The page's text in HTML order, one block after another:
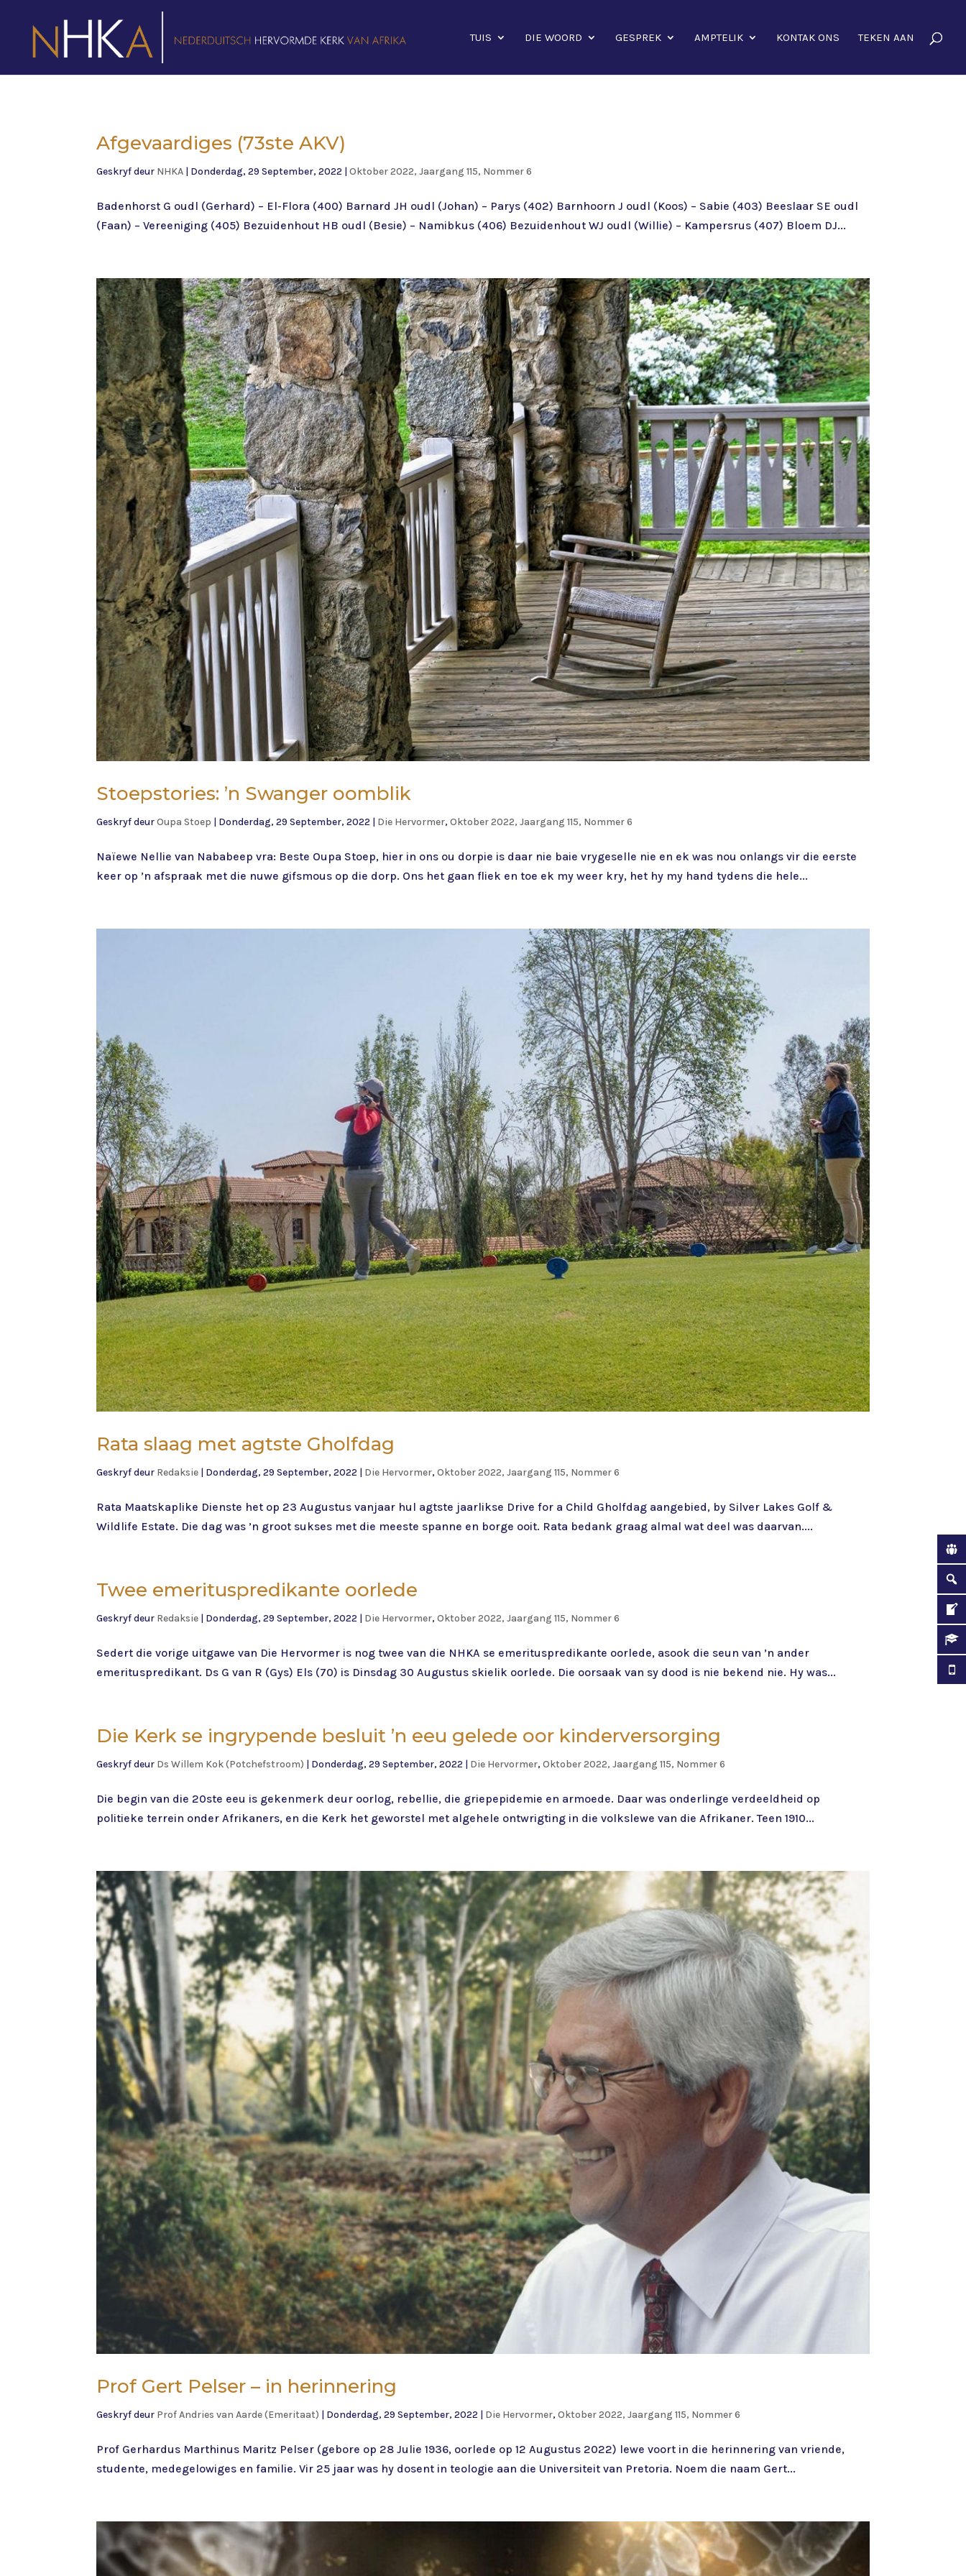
TUIS DIE WOORD GESPREK AMPTELIK KONTAK ONS TEKEN AAN
Afgevaardiges (73ste AKV)
Geskryf deur NHKA | Donderdag, 29 September, 2022 |Oktober 2022, Jaargang 115, Nommer 6
Badenhorst G oudl (Gerhard) – El-Flora (400) Barnard JH oudl (Johan) – Parys (402) Barnhoorn J oudl (Koos) – Sabie (403) Beeslaar SE oudl
(Faan) – Vereeniging (405) Bezuidenhout HB oudl (Besie) – Namibkus (406) Bezuidenhout WJ oudl (Willie) – Kampersrus (407) Bloem DJ...
Stoepstories: ’n Swanger oomblik
Geskryf deurOupa Stoep | Donderdag, 29 September, 2022 | Die Hervormer,Oktober 2022, Jaargang 115, Nommer 6
Naïewe Nellie van Nababeep vra: Beste Oupa Stoep, hier in ons ou dorpie is daar nie baie vrygeselle nie en ek was nou onlangs vir die eerste
keer op ’n afspraak met die nuwe gifsmous op die dorp. Ons het gaan fliek en toe ek my weer kry, het hy my hand tydens die hele...
Rata slaag met agtste Gholfdag
Geskryf deur Redaksie | Donderdag, 29 September, 2022 | Die Hervormer,Oktober 2022, Jaargang 115, Nommer 6
Rata Maatskaplike Dienste het op 23 Augustus vanjaar hul agtste jaarlikse Drive for a Child Gholfdag aangebied, by Silver Lakes Golf &
Wildlife Estate. Die dag was ’n groot sukses met die meeste spanne en borge ooit. Rata bedank graag almal wat deel was daarvan....
Twee emerituspredikante oorlede
Geskryf deur Redaksie | Donderdag, 29 September, 2022 | Die Hervormer,Oktober 2022, Jaargang 115, Nommer 6
Sedert die vorige uitgawe van Die Hervormer is nog twee van die NHKA se emerituspredikante oorlede, asook die seun van ’n ander
emerituspredikant. Ds G van R (Gys) Els (70) is Dinsdag 30 Augustus skielik oorlede. Die oorsaak van sy dood is nie bekend nie. Hy was...
Die Kerk se ingrypende besluit ’n eeu gelede oor kinderversorging
Geskryf deur Ds Willem Kok (Potchefstroom) | Donderdag, 29 September, 2022 | Die Hervormer,Oktober 2022, Jaargang 115, Nommer 6
Die begin van die 20ste eeu is gekenmerk deur oorlog, rebellie, die griepepidemie en armoede. Daar was onderlinge verdeeldheid op
politieke terrein onder Afrikaners, en die Kerk het geworstel met algehele ontwrigting in die volkslewe van die Afrikaner. Teen 1910...
Prof Gert Pelser – in herinnering
Geskryf deur Prof Andries van Aarde (Emeritaat) | Donderdag, 29 September, 2022 | Die Hervormer,Oktober 2022, Jaargang 115, Nommer 6
Prof Gerhardus Marthinus Maritz Pelser (gebore op 28 Julie 1936, oorlede op 12 Augustus 2022) lewe voort in die herinnering van vriende,
studente, medegelowiges en familie. Vir 25 jaar was hy dosent in teologie aan die Universiteit van Pretoria. Noem die naam Gert...